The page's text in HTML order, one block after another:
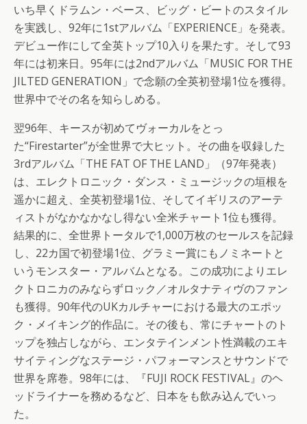
いち早くドラムン・ベース、ビッグ・ビートのスタイル
を実践し、92年に1stアルバム「EXPERIENCE」を発表。
デビュー作にして全英トップ10入りを果たす。そして93
年には初来日。95年には2ndアルバム「MUSIC FOR THE
JILTED GENERATION」で念願の全英初登場1位を獲得。
世界中でその名を知らしめる。
翌96年、キースが初めてヴォーカルをとっ
た“Firestarter”が全世界で大ヒット。その曲を収録した
3rdアルバム「THE FAT OF THE LAND」（97年発表）
は、エレクトロニック・ダンス・ミュージックの垣根を
遥かに超え、全英初登場1位、そしてイギリスのアーテ
ィストがなかなかなし得ない全米チャート1位も獲得。
結果的に、全世界トータルで1,000万枚のセールスを記録
し、22カ国で初登場1位、グラミー賞にもノミネートと
いうモンスター・アルバムとなる。この成功によりエレ
クトロニカのみならずロック／オルタナティヴのファン
も獲得。90年代のUKカルチャーにおける最大のエポッ
ク・メイキング的作品に。その後も、常にチャートのト
ップを独占しながら、エンタテインメント性満載のエキ
サイティングなステージ・パフォーマンスとサウンドで
世界を席巻。98年には、『FUJI ROCK FESTIVAL』のヘ
ッドライナーを務めるなど、日本をも飲み込んでいっ
た。